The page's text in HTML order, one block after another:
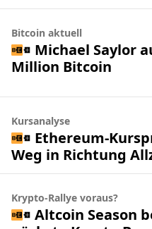
Bitcoin aktuell
Michael Saylor
Million Bitcoin
Kursanalyse
Ethereum-
Weg in Richtung
Krypto-Rallye voraus?
Altcoin Season